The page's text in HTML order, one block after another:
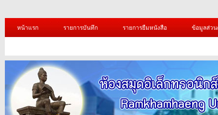
หน้าแรก รายการบันทึก รายการยืมหนังสือ ข้อมูลส่ว